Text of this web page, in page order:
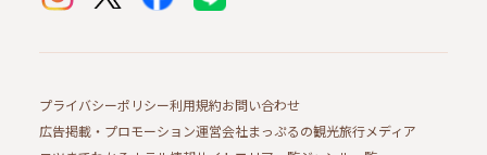
プライバシーポリシー利用規約お問い合わせ
広告掲載・プロモーション運営会社まっぷるの観光旅行メディア